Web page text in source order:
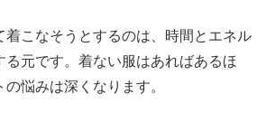
着こなそうとするのは、時間とエネル
る元です。着ない服はあればあるほ
悩みは深くなります。